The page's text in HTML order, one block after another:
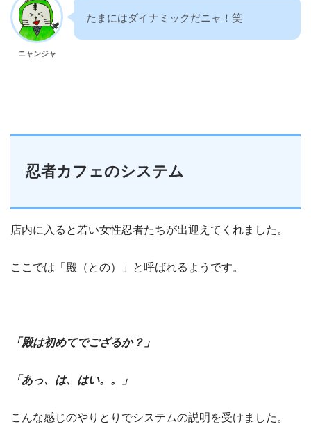
ニャンジャ
たまにはダイナミックだニャ！笑
忍者カフェのシステム
店内に入ると若い女性忍者たちが出迎えてくれました。
ここでは「殿（との）」と呼ばれるようです。
「殿は初めてでござるか？」
「あっ、は、はい。。」
こんな感じのやりとりでシステムの説明を受けました。